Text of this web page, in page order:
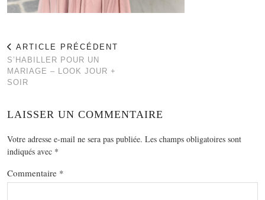
ARTICLE PRÉCÉDENT
S’HABILLER POUR UN
MARIAGE – LOOK JOUR +
SOIR
LAISSER UN COMMENTAIRE
Votre adresse e-mail ne sera pas publiée. Les champs obligatoires sont
indiqués avec *
Commentaire *